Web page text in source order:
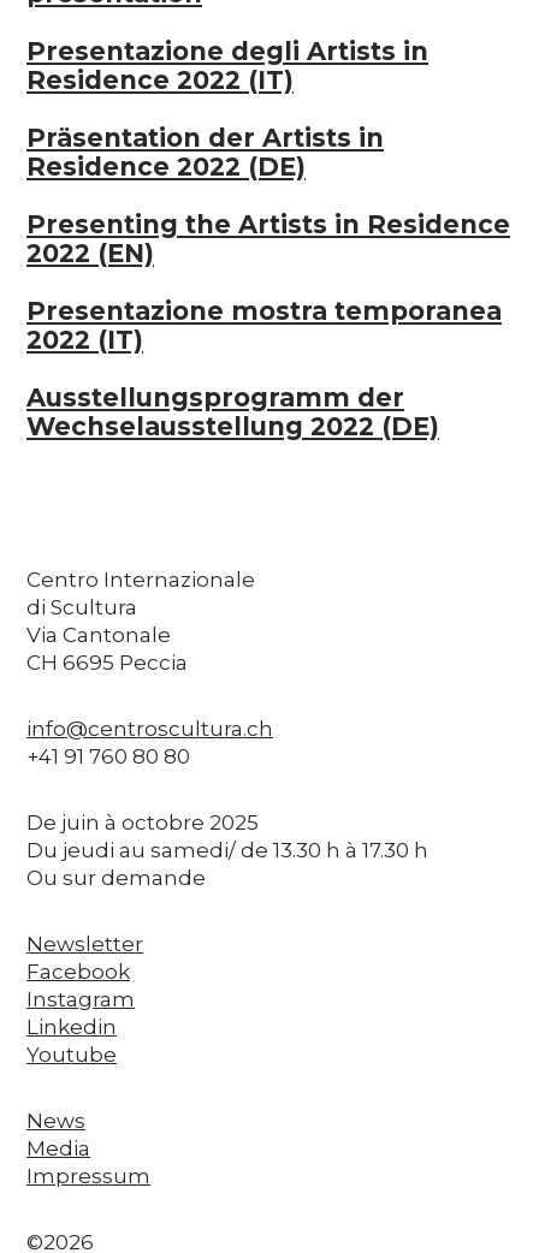
Presentazione degli Artists in
Residence 2022 (IT)
Präsentation der Artists in
Residence 2022 (DE)
Presenting the Artists in Residence
2022 (EN)
Presentazione mostra temporanea
2022 (IT)
Ausstellungsprogramm der
Wechselausstellung 2022 (DE)
Centro Internazionale
di Scultura
Via Cantonale
CH 6695 Peccia
info@centroscultura.ch
+41 91 760 80 80
De juin à octobre 2025
Du jeudi au samedi/ de 13.30 h à 17.30 h
Ou sur demande
Newsletter
Facebook
Instagram
Linkedin
Youtube
News
Media
Impressum
©2026